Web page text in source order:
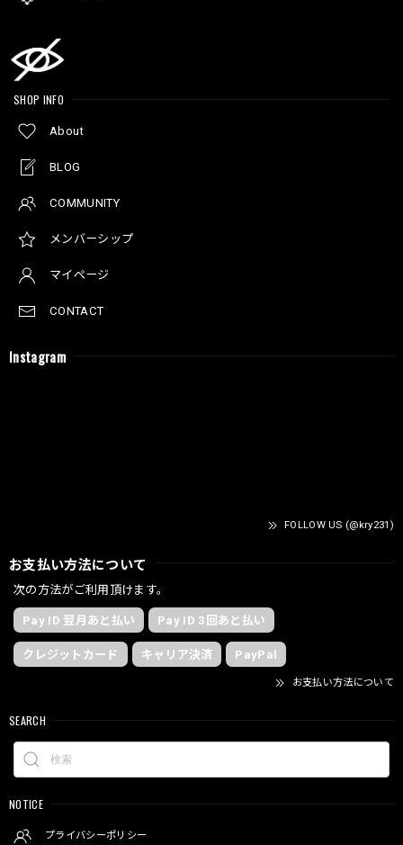
SHOP INFO
About
BLOG
COMMUNITY
メンバーシップ
マイページ
CONTACT
Instagram
FOLLOW US (@kry231)
お支払い方法について
次の方法がご利用頂けます。
Pay ID 翌月あと払い Pay ID 3回あと払い
クレジットカード キャリア決済 PayPal
お支払い方法について
SEARCH
NOTICE
プライバシーポリシー